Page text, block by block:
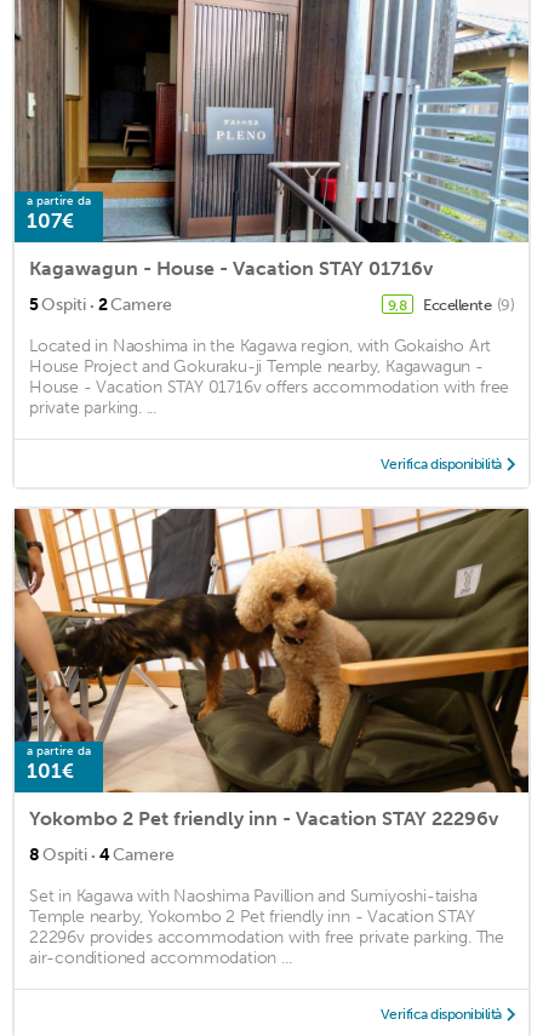
a partire da
107€
Kagawagun - House - Vacation STAY 01716v
5Ospiti · 2Camere 9,8 Eccellente (9)
Located in Naoshima in the Kagawa region, with Gokaisho Art
House Project and Gokuraku-ji Temple nearby, Kagawagun -
House - Vacation STAY 01716v offers accommodation with free
private parking. ...
Verifica disponibilità
a partire da
101€
Yokombo 2 Pet friendly inn - Vacation STAY 22296v
8Ospiti · 4Camere
Set in Kagawa with Naoshima Pavillion and Sumiyoshi-taisha
Temple nearby, Yokombo 2 Pet friendly inn - Vacation STAY
22296v provides accommodation with free private parking. The
air-conditioned accommodation ...
Verifica disponibilità